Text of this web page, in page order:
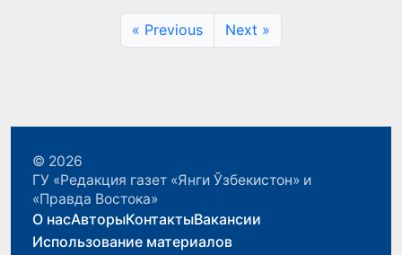
отвечает угл...
« Previous Next »
© 2026
ГУ «Редакция газет «Янги Ўзбекистон» и
«Правда Востока»
О насАвторыКонтактыВакансии
Использование материалов